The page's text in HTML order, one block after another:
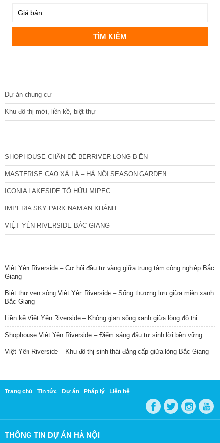
Dự án chung cư
Khu đô thị mới, liền kề, biệt thự
SHOPHOUSE CHÂN ĐẾ BERRIVER LONG BIÊN
MASTERISE CAO XÀ LÁ – HÀ NỘI SEASON GARDEN
ICONIA LAKESIDE TỐ HỮU MIPEC
IMPERIA SKY PARK NAM AN KHÁNH
VIỆT YÊN RIVERSIDE BẮC GIANG
Việt Yên Riverside – Cơ hội đầu tư vàng giữa trung tâm công nghiệp Bắc
Giang
Biệt thự ven sông Việt Yên Riverside – Sống thượng lưu giữa miền xanh
Bắc Giang
Liền kề Việt Yên Riverside – Không gian sống xanh giữa lòng đô thị
Shophouse Việt Yên Riverside – Điểm sáng đầu tư sinh lời bền vững
Việt Yên Riverside – Khu đô thị sinh thái đẳng cấp giữa lòng Bắc Giang
Trang chủ Tin tức Dự án Pháp lý Liên hệ
THÔNG TIN DỰ ÁN HÀ NỘI